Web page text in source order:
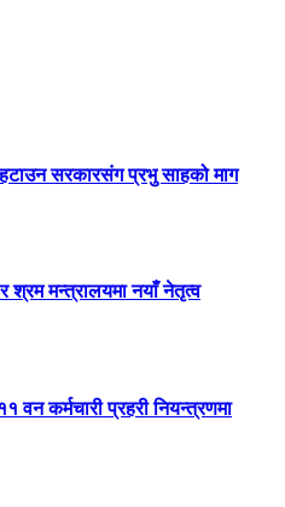
हटाउन सरकारसंग प्रभु साहको माग
र श्रम मन्त्रालयमा नयाँ नेतृत्व
वन कर्मचारी प्रहरी नियन्त्रणमा